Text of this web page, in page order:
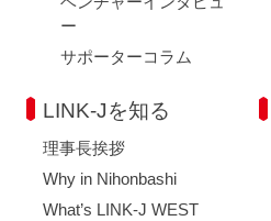
ー
サポーターコラム
LINK-Jを知る
理事長挨拶
Why in Nihonbashi
What’s LINK-J WEST